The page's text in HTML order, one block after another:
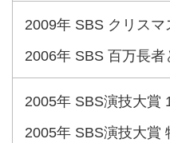
2009年 SBS クリスマ
2006年 SBS 百万長
2005年 SBS演技大賞
2005年 SBS演技大賞